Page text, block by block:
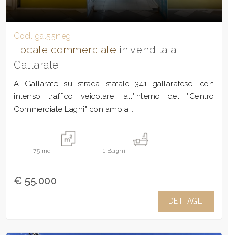
Cod. gal55neg
Locale commerciale in vendita a
Gallarate
A Gallarate su strada statale 341 gallaratese, con
intenso traffico veicolare, all'interno del "Centro
Commerciale Laghi" con ampia...
75 mq 1 Bagni
€ 55.000
DETTAGLI